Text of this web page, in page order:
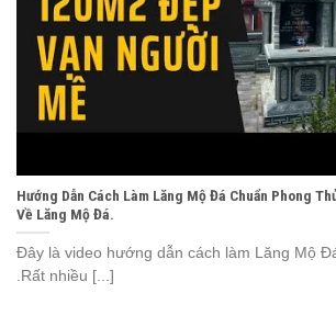
Hướng Dẫn Cách Làm Lăng Mộ Đá Chuẩn Phong
Về Lăng Mộ Đá.
Đây là video hướng dẫn cách làm Lăng Mộ
.Rất nhiều [...]